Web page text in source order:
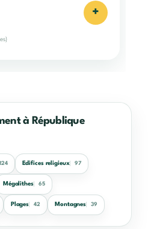
+
à République
124 Edifices religieux 97
Mégalithes 65
Plages 42 Montagnes 39